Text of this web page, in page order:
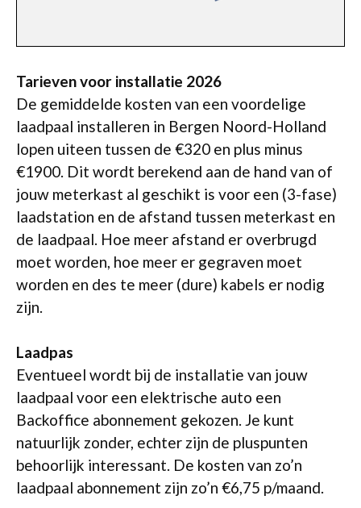
Tarieven voor installatie 2026
De gemiddelde kosten van een voordelige
laadpaal installeren in Bergen Noord-Holland
lopen uiteen tussen de €320 en plus minus
€1900. Dit wordt berekend aan de hand van of
jouw meterkast al geschikt is voor een (3-fase)
laadstation en de afstand tussen meterkast en
de laadpaal. Hoe meer afstand er overbrugd
moet worden, hoe meer er gegraven moet
worden en des te meer (dure) kabels er nodig
zijn.
Laadpas
Eventueel wordt bij de installatie van jouw
laadpaal voor een elektrische auto een
Backoffice abonnement gekozen. Je kunt
natuurlijk zonder, echter zijn de pluspunten
behoorlijk interessant. De kosten van zo’n
laadpaal abonnement zijn zo’n €6,75 p/maand.